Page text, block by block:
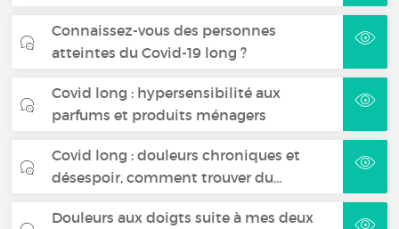
Connaissez-vous des personnes
atteintes du Covid-19 long ?
Covid long : hypersensibilité aux
parfums et produits ménagers
Covid long : douleurs chroniques et
désespoir, comment trouver du…
Douleurs aux doigts suite à mes deux